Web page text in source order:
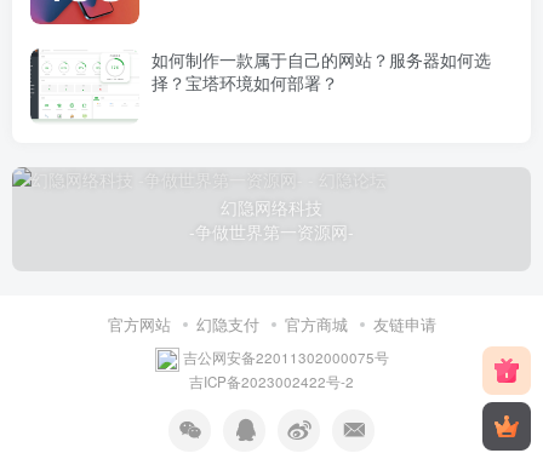
如何制作一款属于自己的网站？服务器如何选
择？宝塔环境如何部署？
幻隐网络科技
-争做世界第一资源网-
官方网站 幻隐支付 官方商城 友链申请
吉公网安备22011302000075号
吉ICP备2023002422号-2